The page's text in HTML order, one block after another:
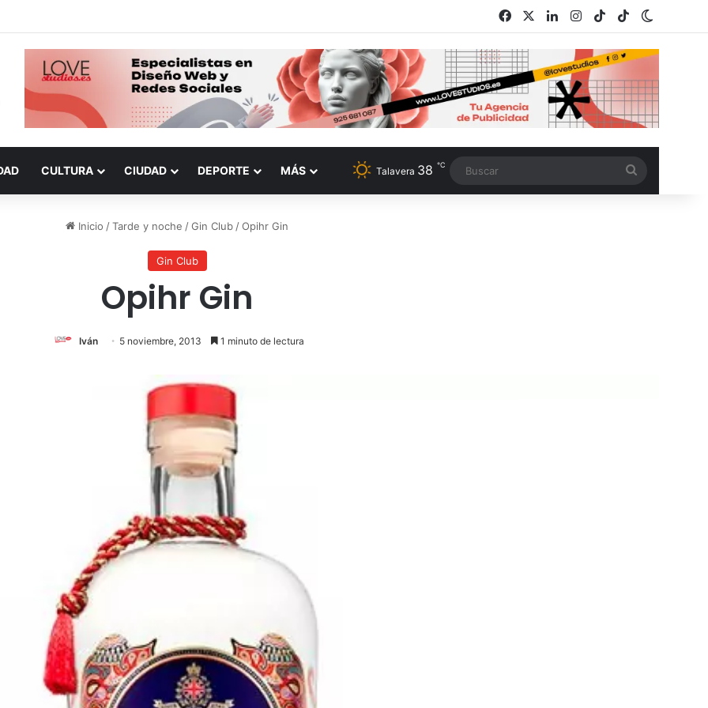
Facebook LinkedInInstagram
TikTokRSS
CULTURA CIUDAD DEPORTE MÁS Talavera 38 ℃
Inicio /Tarde y noche /Gin Club /Opihr Gin
Gin Club
Opihr Gin
Iván 5 noviembre, 2013 1 minuto de lectura